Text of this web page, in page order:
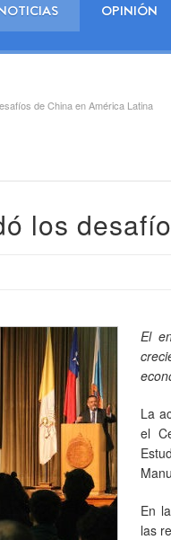
OPINIÓN
de China en América Latina
los
El
La
el
En
las